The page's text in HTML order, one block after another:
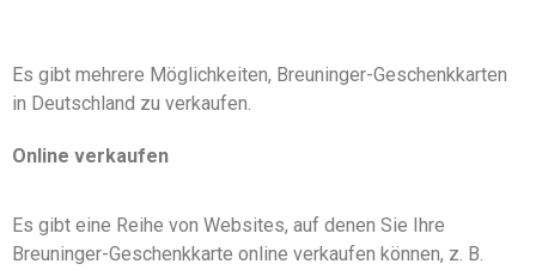
Es gibt mehrere Möglichkeiten, Breuninger-Geschenkkarten
in Deutschland zu verkaufen.
Online verkaufen
Es gibt eine Reihe von Websites, auf denen Sie Ihre
Breuninger-Geschenkkarte online verkaufen können, z. B.